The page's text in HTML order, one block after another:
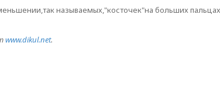
называемых,"косточек"на больших
www.dikul.net.